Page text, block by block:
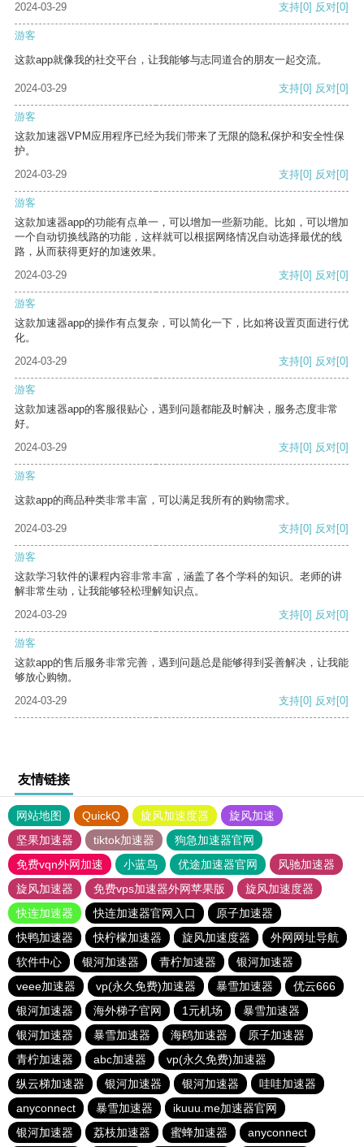
2024-03-29 支持[0] 反对[0]
游客
这款app就像我的社交平台，让我能够与志同道合的朋友一起交流。
2024-03-29 支持[0] 反对[0]
游客
这款加速器VPM应用程序已经为我们带来了无限的隐私保护和安全性保
护。
2024-03-29
支持[0] 反对[0]
游客
这款加速器app的功能有点单一，可以增加一些新功能。比如，可以增加
一个自动切换线路的功能，这样就可以根据网络情况自动选择最优的线
路，从而获得更好的加速效果。
2024-03-29
支持[0] 反对[0]
游客
这款加速器app的操作有点复杂，可以简化一下，比如将设置页面进行优
化。
2024-03-29
支持[0] 反对[0]
游客
这款加速器app的客服很贴心，遇到问题都能及时解决，服务态度非常
好。
2024-03-29
支持[0] 反对[0]
游客
这款app的商品种类非常丰富，可以满足我所有的购物需求。
2024-03-29 支持[0] 反对[0]
游客
这款学习软件的课程内容非常丰富，涵盖了各个学科的知识。老师的讲
解非常生动，让我能够轻松理解知识点。
2024-03-29
支持[0] 反对[0]
游客
这款app的售后服务非常完善，遇到问题总是能够得到妥善解决，让我能
够放心购物。
2024-03-29
支持[0] 反对[0]
友情链接
网站地图 QuickQ 旋风加速度器
旋风加速
坚果加速器
tiktok加速器
狗急加速器官网
免费vqn外网加速
小蓝鸟 优途加速器官网
风驰加速器
旋风加速器
免费vps加速器外网苹果版
旋风加速度器
快连加速器
快连加速器官网入口
原子加速器
快鸭加速器
快柠檬加速器 旋风加速度器
外网网址导航
软件中心
银河加速器 青柠加速器
银河加速器
veee加速器
vp(永久免费)加速器 暴雪加速器
优云666
银河加速器
海外梯子官网 1元机场
暴雪加速器
银河加速器
暴雪加速器 海鸥加速器
原子加速器
青柠加速器
abc加速器
vp(永久免费)加速器
纵云梯加速器
银河加速器 银河加速器
哇哇加速器
anyconnect
暴雪加速器
ikuuu.me加速器官网
银河加速器
荔枝加速器 蜜蜂加速器 anyconnect